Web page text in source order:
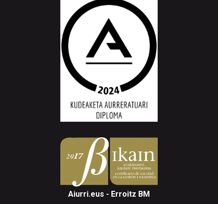
Aiurri.eus - Erroitz BM